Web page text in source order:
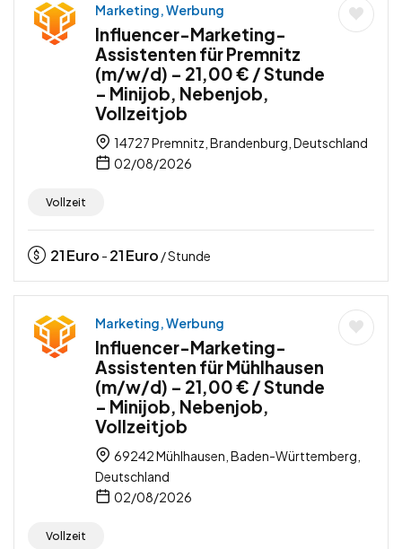
Marketing, Werbung
Influencer-Marketing-
Assistenten für Premnitz
(m/w/d) – 21,00 € / Stunde
– Minijob, Nebenjob,
Vollzeitjob
14727 Premnitz, Brandenburg, Deutschland
02/08/2026
Vollzeit
21Euro - 21Euro / Stunde
Marketing, Werbung
Influencer-Marketing-
Assistenten für Mühlhausen
(m/w/d) – 21,00 € / Stunde
– Minijob, Nebenjob,
Vollzeitjob
69242 Mühlhausen, Baden-Württemberg,
Deutschland
02/08/2026
Vollzeit